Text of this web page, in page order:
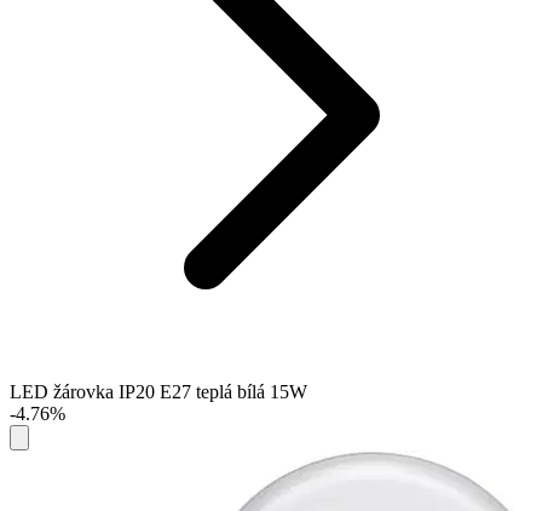
LED žárovka IP20 E27 teplá bílá 15W
-4.76%